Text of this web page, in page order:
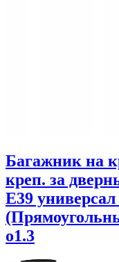
Багажник на
креп. за
E39 универсал
o1.3